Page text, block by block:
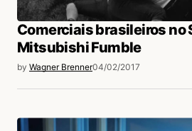
Acesse para responder
login
Comerciais brasileiros no
Mitsubishi Fumble
by Wagner Brenner04/02/2017